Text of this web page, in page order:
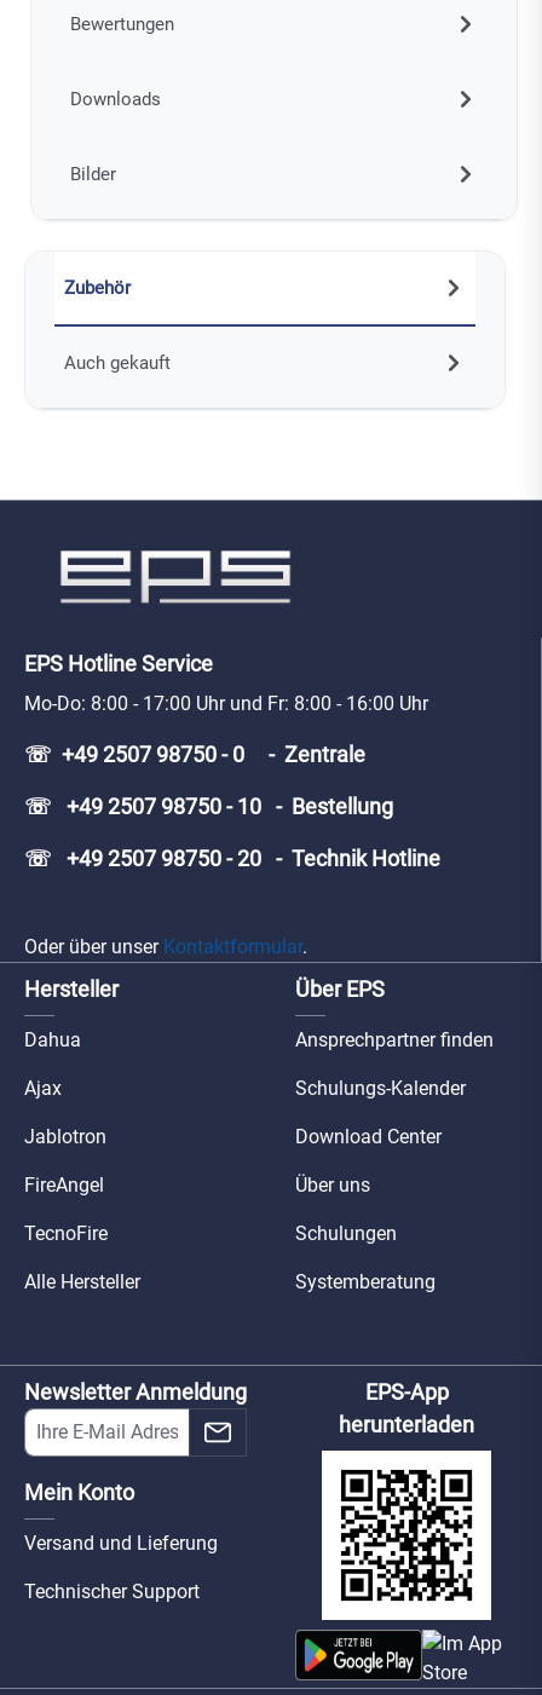
Bewertungen
Downloads
Bilder
Zubehör
Auch gekauft
EPS Hotline Service
Mo-Do: 8:00 - 17:00 Uhr und Fr: 8:00 - 16:00 Uhr
☏ +49 2507 98750 - 0 - Zentrale
☏ +49 2507 98750 - 10 - Bestellung
☏ +49 2507 98750 - 20 - Technik Hotline
Oder über unser Kontaktformular.
Hersteller
Dahua
Ajax
Jablotron
FireAngel
TecnoFire
Alle Hersteller
Über EPS
Ansprechpartner finden
Schulungs-Kalender
Download Center
Über uns
Schulungen
Systemberatung
Newsletter Anmeldung
Mein Konto
Versand und Lieferung
Technischer Support
EPS-App
herunterladen